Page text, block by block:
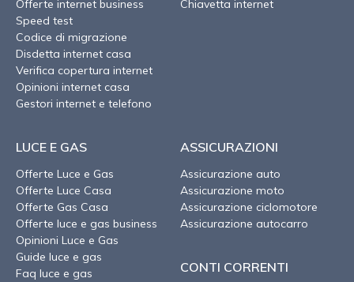
Offerte internet business
Speed test
Codice di migrazione
Disdetta internet casa
Verifica copertura internet
Opinioni internet casa
Gestori internet e telefono
Chiavetta internet
LUCE E GAS
Offerte Luce e Gas
Offerte Luce Casa
Offerte Gas Casa
Offerte luce e gas business
Opinioni Luce e Gas
Guide luce e gas
Faq luce e gas
ASSICURAZIONI
Assicurazione auto
Assicurazione moto
Assicurazione ciclomotore
Assicurazione autocarro
CONTI CORRENTI